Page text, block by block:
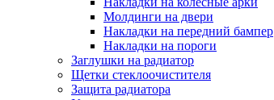
Молдинги на двери
Накладки на передний бампер
Накладки на пороги
Заглушки на радиатор
Щетки стеклоочистителя
Защита радиатора